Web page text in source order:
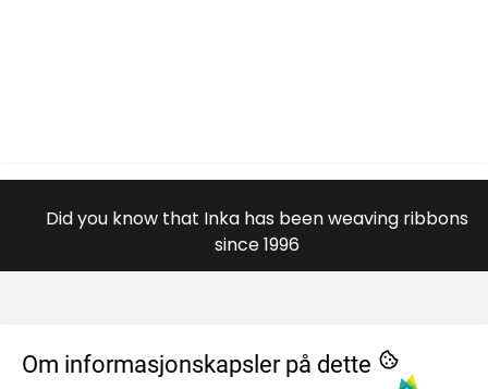
Did you know that Inka has been weaving ribbons
since 1996
OM OSS
Om informasjonskapsler på dette